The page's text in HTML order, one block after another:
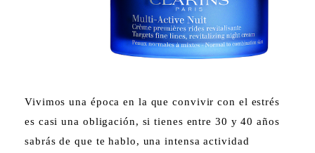
Vivimos una época en la que convivir con el estrés
es casi una obligación, si tienes entre 30 y 40 años
sabrás de que te hablo, una intensa actividad